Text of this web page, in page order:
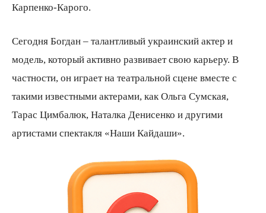
Карпенко-Карого.
Сегодня Богдан – талантливый украинский актер и
модель, который активно развивает свою карьеру. В
частности, он играет на театральной сцене вместе с
такими известными актерами, как Ольга Сумская,
Тарас Цимбалюк, Наталка Денисенко и другими
артистами спектакля «Наши Кайдаши».